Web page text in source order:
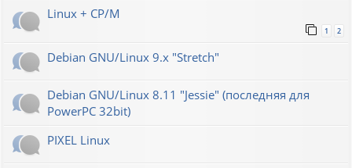
Linux + CP/M
1 2
Debian GNU/Linux 9.x "Stretch"
Debian GNU/Linux 8.11 "Jessie" (последняя для
PowerPC 32bit)
PIXEL Linux